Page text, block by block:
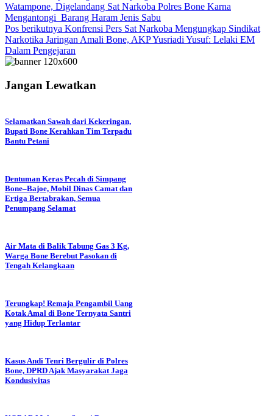
pos
Watampone, Digelandang Sat Narkoba Polres Bone Karna
Mengantongi Barang Haram Jenis Sabu
Pos berikutnya Konfrensi Pers Sat Narkoba Mengungkap Sindikat
Narkotika Jaringan Amali Bone, AKP Yusriadi Yusuf: Lelaki EM
Dalam Pengejaran
Jangan Lewatkan
Selamatkan Sawah dari Kekeringan,
Bupati Bone Kerahkan Tim Terpadu
Bantu Petani
Dentuman Keras Pecah di Simpang
Bone–Bajoe, Mobil Dinas Camat dan
Ertiga Bertabrakan, Semua
Penumpang Selamat
Air Mata di Balik Tabung Gas 3 Kg,
Warga Bone Berebut Pasokan di
Tengah Kelangkaan
Terungkap! Remaja Pengambil Uang
Kotak Amal di Bone Ternyata Santri
yang Hidup Terlantar
Kasus Andi Tenri Bergulir di Polres
Bone, DPRD Ajak Masyarakat Jaga
Kondusivitas